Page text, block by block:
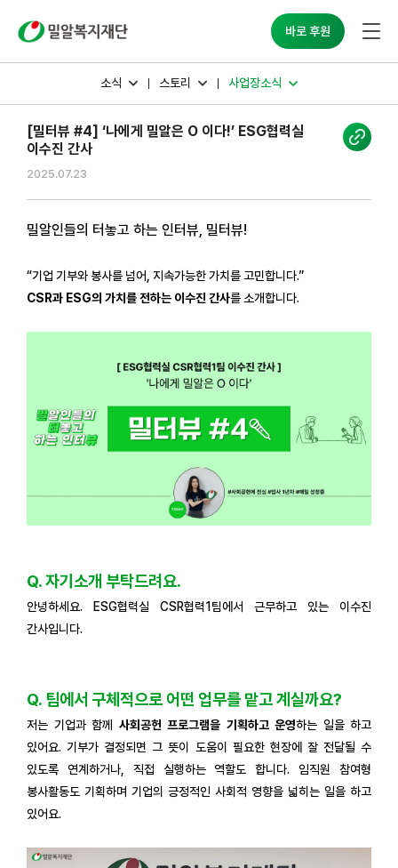
바로 후원
소식 스토리 사업장소식
[밀터뷰 #4] ‘나에게 밀알은 O 이다!’ ESG협력실
이수진 간사
2025.07.23
밀알인들의 터놓고 하는 인터뷰, 밀터뷰!
“기업 기부와 봉사를 넘어, 지속가능한 가치를 고민합니다.”
CSR과 ESG의 가치를 전하는 이수진 간사를 소개합니다.
Q. 자기소개 부탁드려요.
안녕하세요. ESG협력실 CSR협력1팀에서 근무하고 있는 이수진
간사입니다.
Q. 팀에서 구체적으로 어떤 업무를 맡고 계실까요?
저는 기업과 함께 사회공헌 프로그램을 기획하고 운영하는 일을 하고
있어요. 기부가 결정되면 그 뜻이 도움이 필요한 현장에 잘 전달될 수
있도록 연계하거나, 직접 실행하는 역할도 합니다. 임직원 참여형
봉사활동도 기획하며 기업의 긍정적인 사회적 영향을 넓히는 일을 하고
있어요.